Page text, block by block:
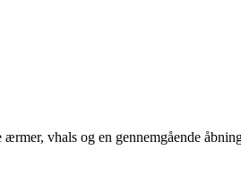
vhals og en gennemgående